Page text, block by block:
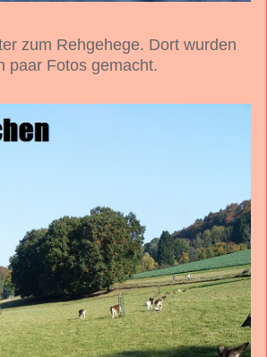
zum Rehgehege. Dort wurden
paar Fotos gemacht.